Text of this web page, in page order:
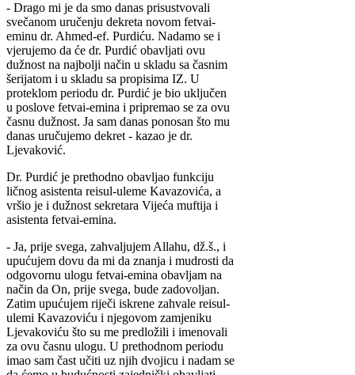
- Drago mi je da smo danas prisustvovali
svečanom uručenju dekreta novom fetvai-
eminu dr. Ahmed-ef. Purdiću. Nadamo se i
vjerujemo da će dr. Purdić obavljati ovu
dužnost na najbolji način u skladu sa časnim
šerijatom i u skladu sa propisima IZ. U
proteklom periodu dr. Purdić je bio uključen
u poslove fetvai-emina i pripremao se za ovu
časnu dužnost. Ja sam danas ponosan što mu
danas uručujemo dekret - kazao je dr.
Ljevaković.
Dr. Purdić je prethodno obavljao funkciju
ličnog asistenta reisul-uleme Kavazovića, a
vršio je i dužnost sekretara Vijeća muftija i
asistenta fetvai-emina.
- Ja, prije svega, zahvaljujem Allahu, dž.š., i
upućujem dovu da mi da znanja i mudrosti da
odgovornu ulogu fetvai-emina obavljam na
način da On, prije svega, bude zadovoljan.
Zatim upućujem riječi iskrene zahvale reisul-
ulemi Kavazoviću i njegovom zamjeniku
Ljevakoviću što su me predložili i imenovali
za ovu časnu ulogu. U prethodnom periodu
imao sam čast učiti uz njih dvojicu i nadam se